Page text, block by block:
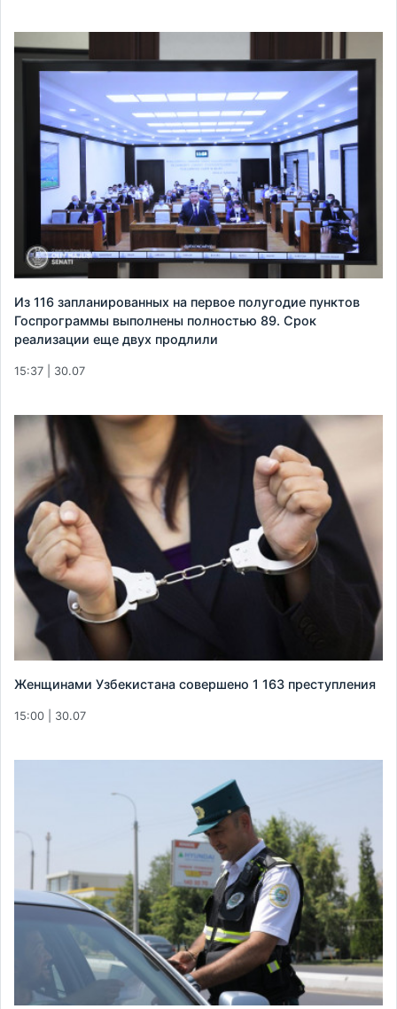
Из 116 запланированных на первое полугодие пунктов
Госпрограммы выполнены полностью 89. Срок
реализации еще двух продлили
15:37 | 30.07
Женщинами Узбекистана совершено 1 163 преступления
15:00 | 30.07